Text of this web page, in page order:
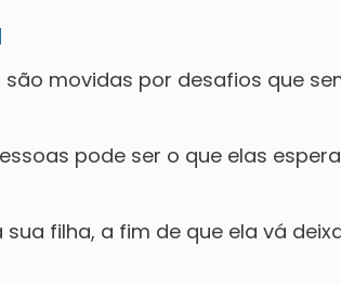
movidas por desafios que
pode ser o que elas
filha, a fim de que ela vá